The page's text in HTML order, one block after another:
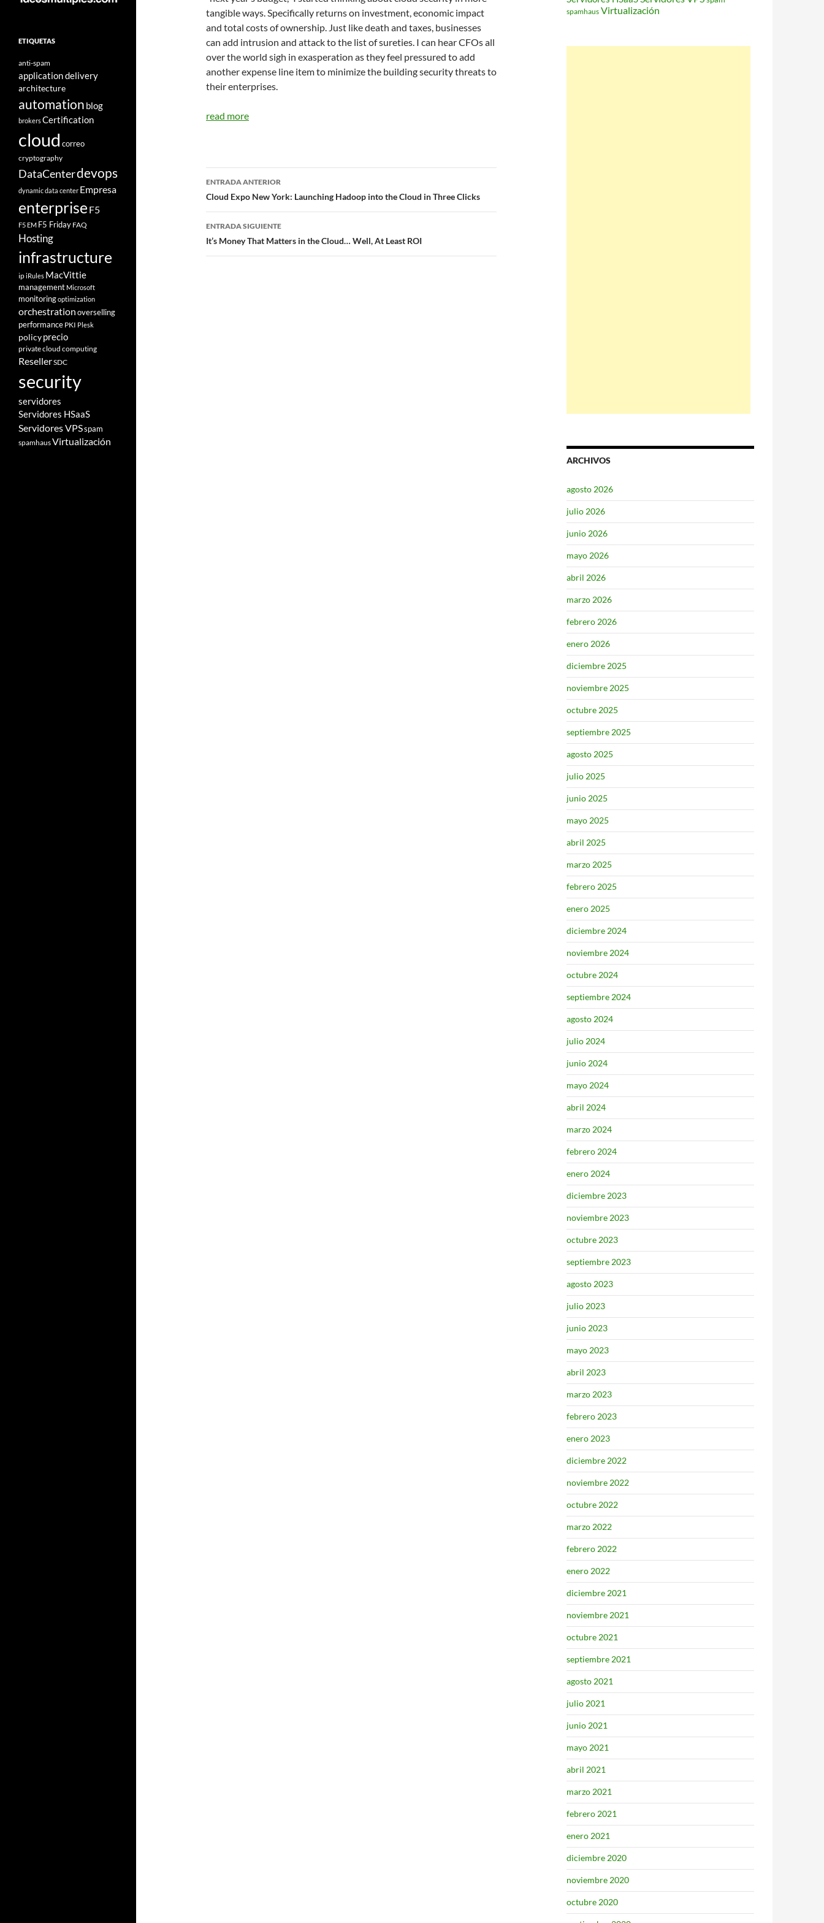
tangible ways. Specifically returns on investment, economic impact
and total costs of ownership. Just like death and taxes, businesses
can add intrusion and attack to the list of sureties. I can hear CFOs all
over the world sigh in exasperation as they feel pressured to add
another expense line item to minimize the building security threats to
their enterprises.
read more
Navegador
de
entradas
ENTRADA ANTERIOR
Cloud Expo New York: Launching Hadoop into the Cloud in Three Clicks
ENTRADA SIGUIENTE
It’s Money That Matters in the Cloud… Well, At Least ROI
spamhaus Virtualización
ARCHIVOS
agosto 2026
julio 2026
junio 2026
mayo 2026
abril 2026
marzo 2026
febrero 2026
enero 2026
diciembre 2025
noviembre 2025
octubre 2025
septiembre 2025
agosto 2025
julio 2025
junio 2025
mayo 2025
abril 2025
marzo 2025
febrero 2025
enero 2025
diciembre 2024
noviembre 2024
octubre 2024
septiembre 2024
agosto 2024
julio 2024
junio 2024
mayo 2024
abril 2024
marzo 2024
febrero 2024
enero 2024
diciembre 2023
noviembre 2023
octubre 2023
septiembre 2023
agosto 2023
julio 2023
junio 2023
mayo 2023
abril 2023
marzo 2023
febrero 2023
enero 2023
diciembre 2022
noviembre 2022
octubre 2022
marzo 2022
febrero 2022
enero 2022
diciembre 2021
noviembre 2021
octubre 2021
septiembre 2021
agosto 2021
julio 2021
junio 2021
mayo 2021
abril 2021
marzo 2021
febrero 2021
enero 2021
diciembre 2020
noviembre 2020
octubre 2020
ETIQUETAS
anti-spam
application delivery
architecture
automation blog
brokersCertification
cloud correo
cryptography
DataCenterdevops
dynamic data center Empresa
enterprise F5
F5 EM F5 Friday FAQ
Hosting
infrastructure
ipiRules MacVittie
management Microsoft
monitoringoptimization
orchestrationoverselling
performance PKI Plesk
policyprecio
private cloud computing
ResellerSDC
security
servidores
Servidores HSaaS
Servidores VPSspam
spamhausVirtualización